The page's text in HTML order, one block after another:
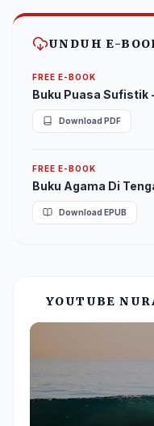
UNDUH E-
FREE E-BOOK
Buku Puasa Sufistik
Download PDF
FREE E-BOOK
Buku Agama Di
Download EPUB
YOUTUBE